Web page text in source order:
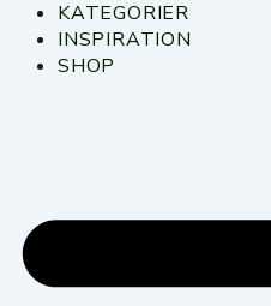
indholdet
KATEGORIER
INSPIRATION
SHOP